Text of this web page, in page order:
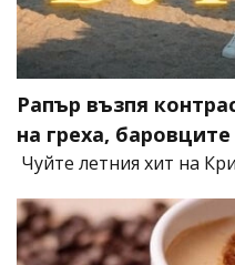
Рапър възпя
на греха,
Чуйте летния хит на